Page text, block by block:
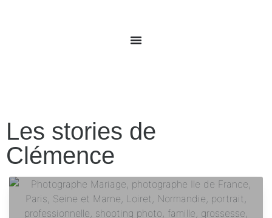
Les stories de
Clémence